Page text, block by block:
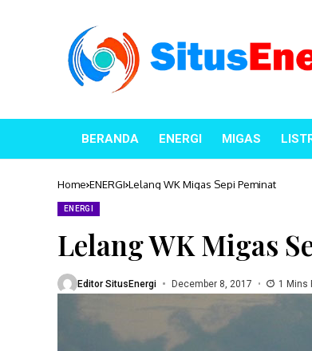
BERANDA ENERGI MIGAS
Home ENERGI Lelang WK Migas Sepi Peminat
ENERGI
Lelang WK Migas
Editor SitusEnergi December 8, 2017 1 Mins